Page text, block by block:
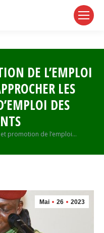
DE L’EMPLOI
LES
DES
et promotion de l’emploi…
Mai 26 2023